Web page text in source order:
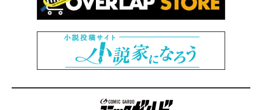
コミックガルド